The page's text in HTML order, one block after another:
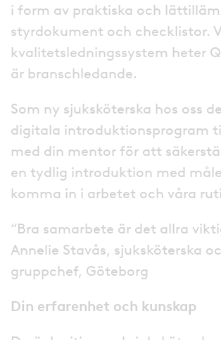
i form av praktiska och
styrdokument och checklistor.
kvalitetsledningssystem heter
är branschledande.
Som ny sjuksköterska hos oss
digitala introduktionsprogram
med din mentor för att
en tydlig introduktion med
komma in i arbetet och våra
“Bra samarbete är det allra
Annelie Stavås, sjuksköterska
gruppchef, Göteborg
Din erfarenhet och kunskap